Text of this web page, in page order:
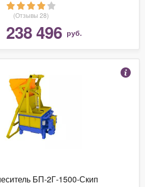
(Отзывы 28)
238 496 руб.
БП-2Г-1500-Скип